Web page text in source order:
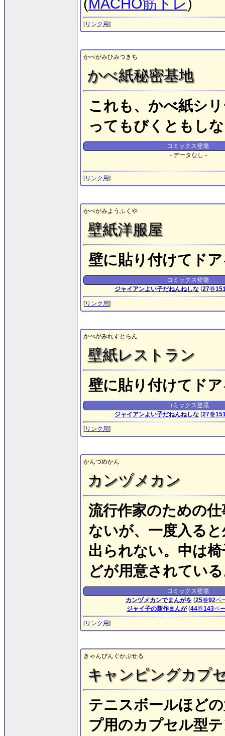
[リンク用]
かべがみひみつきち
かべ紙秘密基地
これも、かべ紙シ
ってもびくともし
コミックス登場
- データなし -
[リンク用]
かべがみようふくや
壁紙洋服屋
壁に貼り付けてド
コミックス登場
ジャイアンよい子だねんねしな (27巻
[リンク用]
かべがみれすとらん
壁紙レストラン
壁に貼り付けてド
コミックス登場
ジャイアンよい子だねんねしな (27巻
[リンク用]
かんづめかん
カンヅメカン
流行作家のための
ないが、一度入る
出られない。中は
どが用意されてい
コミックス登場
カンヅメカンでまんがを(25巻92ペ
ジャイ子の新作まんが(44巻143ペ
[リンク用]
きゃんぴんぐかぷせる
キャンピングカプ
テニスボールほど
プ用のカプセル型